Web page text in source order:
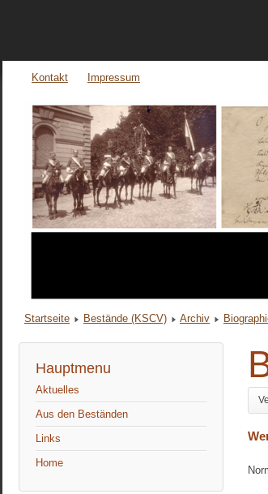
Kontakt Impressum
Startseite Bestände (KSCV) Archiv
Hauptmenu
Aktuelles
Aus den Beständen
Links
Home